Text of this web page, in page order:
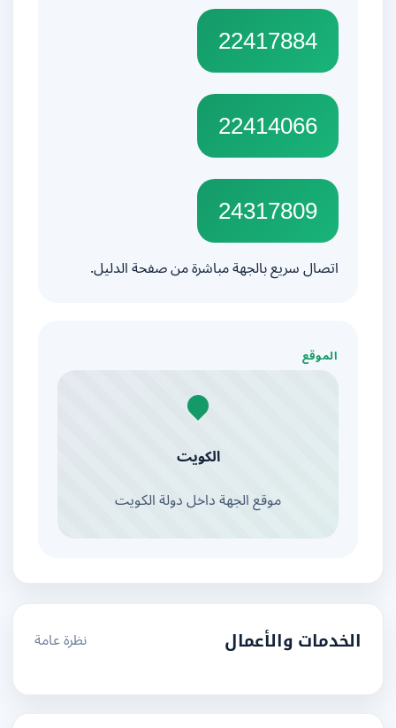
22417884
22414066
24317809
اتصال سريع بالجهة مباشرة من صفحة الدليل.
الموقع
الكويت
موقع الجهة داخل دولة الكويت
الخدمات والأعمال نظرة عامة